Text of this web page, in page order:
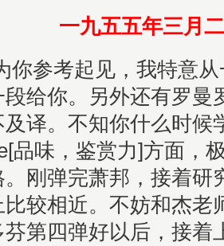
一九五五年三月
你参考起见，我特意
段给你。另外还有罗曼
译。不知你什么时候
品味，鉴赏力]方面，
刚弹完萧邦，接着研
较相近。不妨和杰老
第四弹好以后，接着